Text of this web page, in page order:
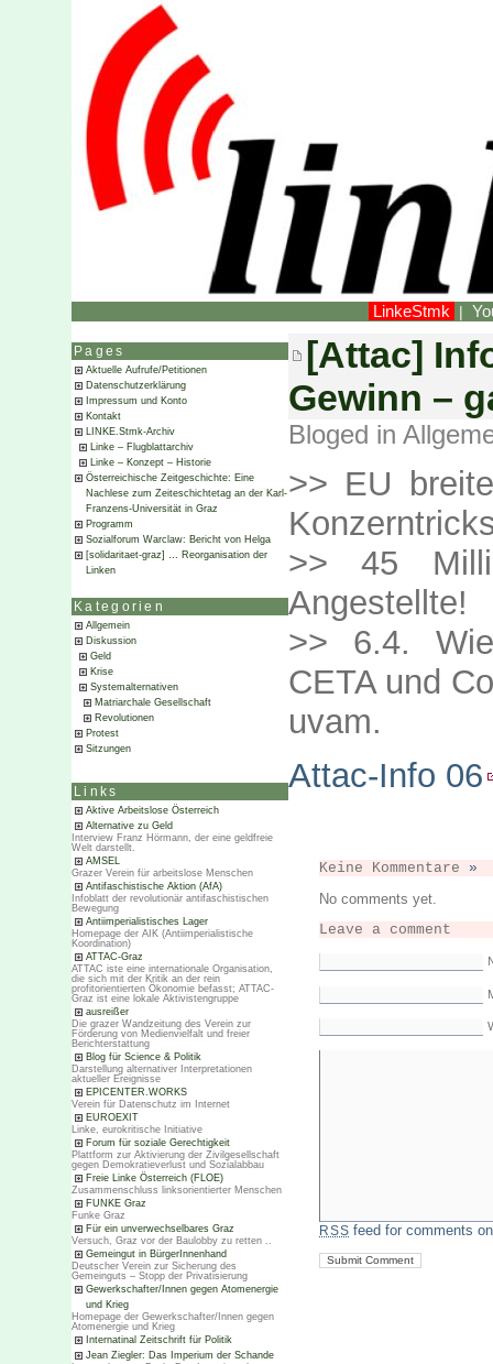
LinkeStmk |
Pages
Aktuelle Aufrufe/Petitionen
Datenschutzerklärung
Impressum und Konto
Kontakt
LINKE.Stmk-Archiv
Linke – Flugblattarchiv
Linke – Konzept – Historie
Österreichische Zeitgeschichte: Eine
Nachlese zum Zeiteschichtetag an der Karl-
Franzens-Universität in Graz
Programm
Sozialforum Warclaw: Bericht von Helga
[solidaritaet-graz] … Reorganisation der
Linken
Kategorien
Allgemein
Diskussion
Geld
Krise
Systemalternativen
Matriarchale Gesellschaft
Revolutionen
Protest
Sitzungen
Links
Aktive Arbeitslose Österreich
Alternative zu Geld
Interview Franz Hörmann, der eine geldfreie
Welt darstellt.
AMSEL
Grazer Verein für arbeitslose Menschen
Antifaschistische Aktion (AfA)
Infoblatt der revolutionär antifaschistischen
Bewegung
Antiimperialistisches Lager
Homepage der AIK (Antiimperialistische
Koordination)
ATTAC-Graz
ATTAC iste eine internationale Organisation,
die sich mit der Kritik an der rein
profitorientierten Ökonomie befasst; ATTAC-
Graz ist eine lokale Aktivistengruppe
ausreißer
Die grazer Wandzeitung des Verein zur
Förderung von Medienvielfalt und freier
Berichterstattung
Blog für Science & Politik
Darstellung alternativer Interpretationen
aktueller Ereignisse
EPICENTER.WORKS
Verein für Datenschutz im Internet
EUROEXIT
Linke, eurokritische Initiative
Forum für soziale Gerechtigkeit
Plattform zur Aktivierung der Zivilgesellschaft
gegen Demokratieverlust und Sozialabbau
Freie Linke Österreich (FLOE)
Zusammenschluss linksorientierter Menschen
FUNKE Graz
Funke Graz
Für ein unverwechselbares Graz
Versuch, Graz vor der Baulobby zu retten ..
Gemeingut in BürgerInnenhand
Deutscher Verein zur Sicherung des
Gemeinguts – Stopp der Privatisierung
Gewerkschafter/Innen gegen Atomenergie
und Krieg
Homepage der Gewerkschafter/Innen gegen
Atomenergie und Krieg
Internatinal Zeitschrift für Politik
Jean Ziegler: Das Imperium der Schande
[Attac]
Gewinn –
Bloged in
>> EU
>> 45
Angestellte!
>> 6.4.
CETA und
uvam.
Attac-Info 06
Keine Kommentare »
No comments yet.
Leave a comment
RSS feed for comments